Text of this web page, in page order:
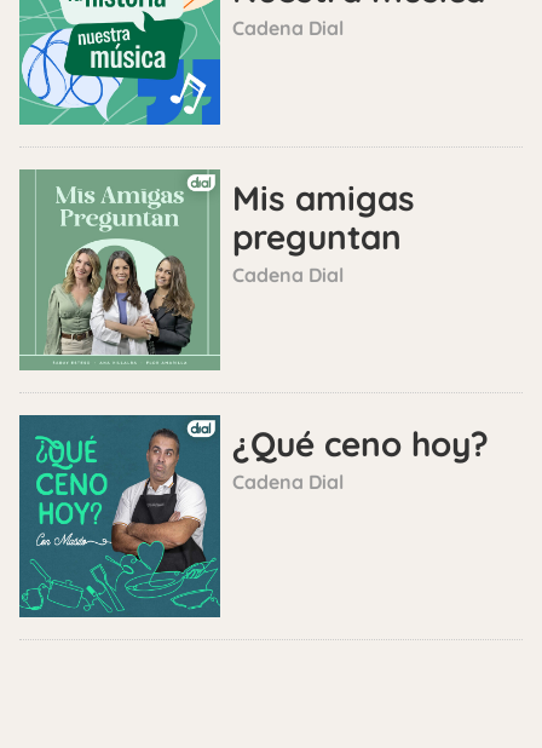
Cadena Dial
Mis amigas
preguntan
Cadena Dial
¿Qué ceno hoy?
Cadena Dial